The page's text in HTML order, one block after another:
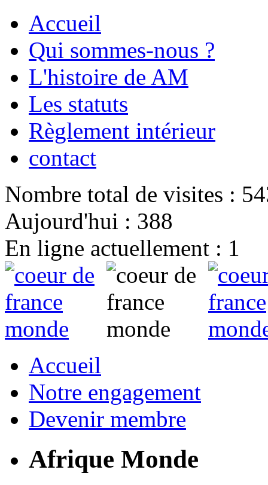
Accueil
Qui sommes-nous ?
L'histoire de AM
Les statuts
Règlement intérieur
contact
Nombre total de visites :
Aujourd'hui : 388
En ligne actuellement : 1
Accueil
Notre engagement
Devenir membre
Afrique Monde